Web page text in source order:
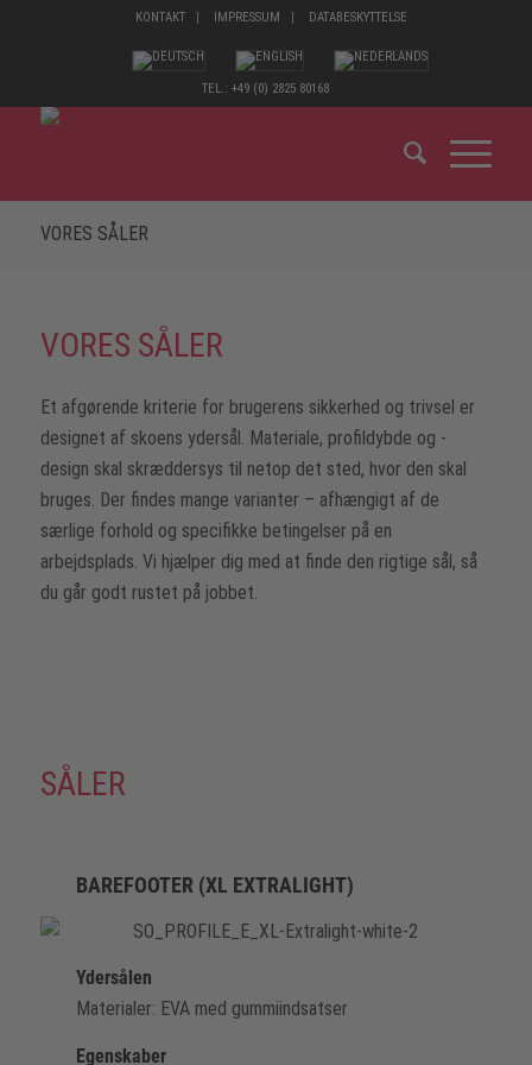
KONTAKT IMPRESSUM DATABESKYTTELSE
TEL.: +49 (0) 2825 80168
VORES SÅLER
VORES SÅLER
Et afgørende kriterie for brugerens sikkerhed og trivsel er
designet af skoens ydersål. Materiale, profildybde og -
design skal skræddersys til netop det sted, hvor den skal
bruges. Der findes mange varianter – afhængigt af de
særlige forhold og specifikke betingelser på en
arbejdsplads. Vi hjælper dig med at finde den rigtige sål, så
du går godt rustet på jobbet.
SÅLER
BAREFOOTER (XL EXTRALIGHT)
Ydersålen
Materialer: EVA med gummiindsatser
Egenskaber